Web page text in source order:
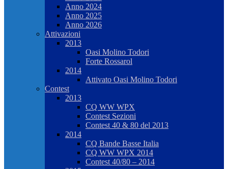
Anno 2024
Anno 2025
Anno 2026
Attivazioni
2013
Oasi Molino Todori
Forte Rossarol
2014
Attivato Oasi Molino Todori
Contest
2013
CQ WW WPX
Contest Sezioni
Contest 40 & 80 del 2013
2014
CQ Bande Basse Italia
CQ WW WPX 2014
Contest 40/80 – 2014